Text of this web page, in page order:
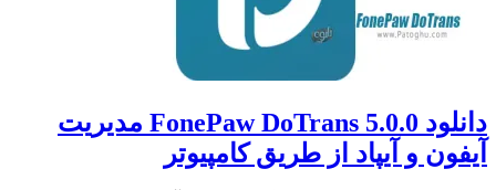
دانلود FonePaw DoTrans 5.0.0 مدیریت
آیفون و آیپاد از طریق کامپیوتر